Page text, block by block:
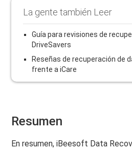
La gente también Leer
Guía para revisiones de
DriveSavers
Reseñas de recuperación de
frente a iCare
Resumen
En resumen, iBeesoft Data